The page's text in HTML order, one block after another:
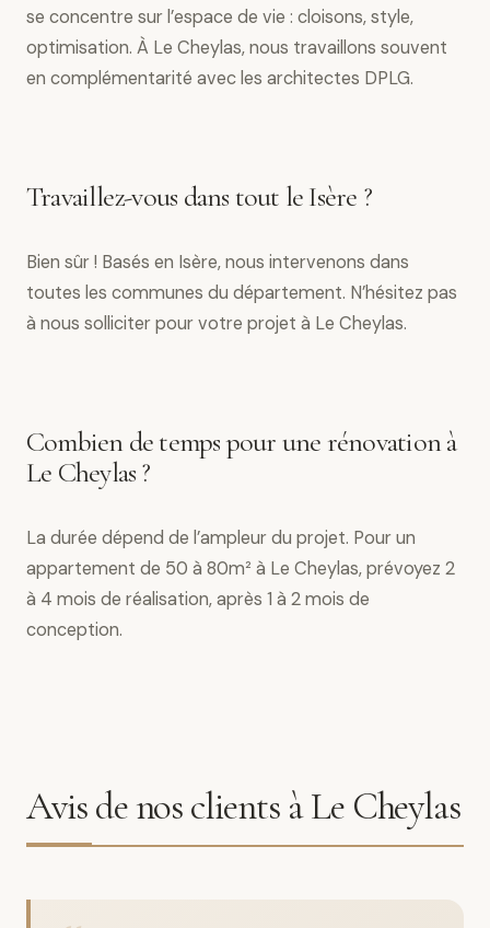
se concentre sur l’espace de vie : cloisons, style,
optimisation. À Le Cheylas, nous travaillons souvent
en complémentarité avec les architectes DPLG.
Travaillez-vous dans tout le Isère ?
Bien sûr ! Basés en Isère, nous intervenons dans
toutes les communes du département. N’hésitez pas
à nous solliciter pour votre projet à Le Cheylas.
Combien de temps pour une rénovation à
Le Cheylas ?
La durée dépend de l’ampleur du projet. Pour un
appartement de 50 à 80m² à Le Cheylas, prévoyez 2
à 4 mois de réalisation, après 1 à 2 mois de
conception.
Avis de nos clients à Le Cheylas